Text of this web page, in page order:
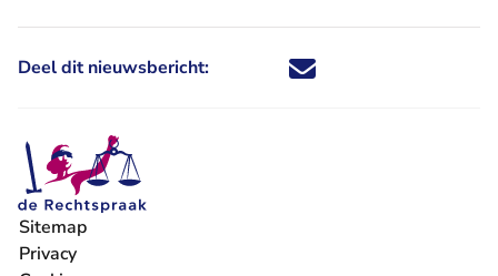
Deel dit nieuwsbericht: Deel dit nieuwsbericht via X -
Deel dit nieuwsbericht via
Deel dit nieuwsbericht
Deel dit
Sitemap
Privacy